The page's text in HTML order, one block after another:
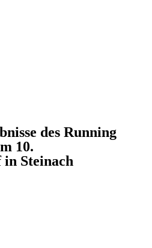
des Running
10.
in Steinach